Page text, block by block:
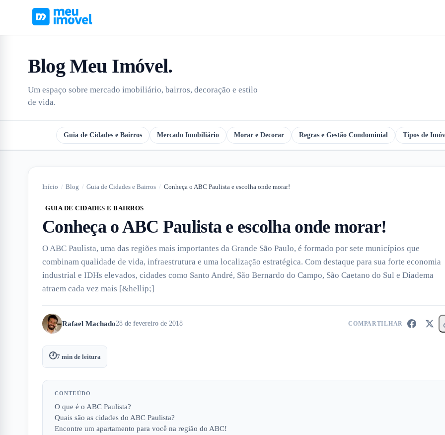
Blog Meu Imóvel.
Um espaço sobre mercado imobiliário, bairros, decoração e estilo
de vida.
Guia de Cidades e Bairros Mercado Imobiliário Morar e Decorar Regras e Gestão Condominial Tipos de
Início / Blog / Guia de Cidades e Bairros / Conheça o ABC Paulista e escolha onde morar!
GUIA DE CIDADES E BAIRROS
Conheça o ABC Paulista e escolha onde morar!
O ABC Paulista, uma das regiões mais importantes da Grande São Paulo, é formado por sete municípios que
combinam qualidade de vida, infraestrutura e uma localização estratégica. Com destaque para sua forte economia
industrial e IDHs elevados, cidades como Santo André, São Bernardo do Campo, São Caetano do Sul e Diadema
atraem cada vez mais [&hellip;]
Rafael Machado28 de fevereiro de 2018 COMPARTILHAR
🕐7 min de leitura
CONTEÚDO
O que é o ABC Paulista?
Quais são as cidades do ABC Paulista?
Encontre um apartamento para você na região do ABC!